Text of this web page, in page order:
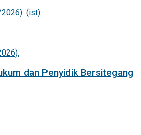
dan Penyidik Bersitegang